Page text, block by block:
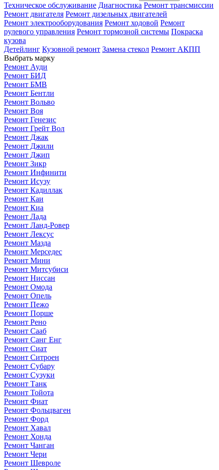
Техническое обслуживание Диагностика Ремонт трансмиссии
Ремонт двигателя Ремонт дизельных двигателей
Ремонт электрооборудования Ремонт ходовой Ремонт
рулевого управления Ремонт тормозной системы Покраска
кузова
Детейлинг Кузовной ремонт Замена стекол Ремонт АКПП
Выбрать марку
Ремонт Ауди
Ремонт БИД
Ремонт БМВ
Ремонт Бентли
Ремонт Вольво
Ремонт Воя
Ремонт Генезис
Ремонт Грейт Вол
Ремонт Джак
Ремонт Джили
Ремонт Джип
Ремонт Зикр
Ремонт Инфинити
Ремонт Исузу
Ремонт Кадиллак
Ремонт Каи
Ремонт Киа
Ремонт Лада
Ремонт Ланд-Ровер
Ремонт Лексус
Ремонт Мазда
Ремонт Мерседес
Ремонт Мини
Ремонт Митсубиси
Ремонт Ниссан
Ремонт Омода
Ремонт Опель
Ремонт Пежо
Ремонт Порше
Ремонт Рено
Ремонт Сааб
Ремонт Санг Енг
Ремонт Сиат
Ремонт Ситроен
Ремонт Субару
Ремонт Сузуки
Ремонт Танк
Ремонт Тойота
Ремонт Фиат
Ремонт Фольцваген
Ремонт Форд
Ремонт Хавал
Ремонт Хонда
Ремонт Чанган
Ремонт Чери
Ремонт Шевроле